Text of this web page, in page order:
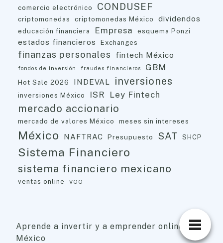
comercio electrónico CONDUSEF
criptomonedas criptomonedas México dividendos
educación financiera Empresa esquema Ponzi
estados financieros Exchanges
finanzas personales fintech México
fondos de inversión fraudes financieros GBM
Hot Sale 2026 INDEVAL inversiones
inversiones México ISR Ley Fintech
mercado accionario
mercado de valores México meses sin intereses
México NAFTRAC Presupuesto SAT SHCP
Sistema Financiero
sistema financiero mexicano
ventas online VOO
Aprende a invertir y a emprender online ·
México